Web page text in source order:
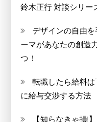
鈴木正行 対談シリー
デザインの自由
ーマがあなたの創造
つ！
転職したら給料
に給与交渉する方法
【知らなきゃ損!